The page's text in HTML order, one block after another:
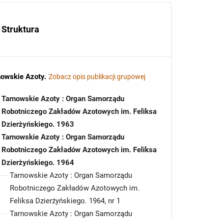
Struktura
Azoty. Zobacz opis publikacji grupowej
Tarnowskie Azoty : Organ Samorządu
Robotniczego Zakładów Azotowych im. Feliksa
Dzierżyńskiego. 1963
Tarnowskie Azoty : Organ Samorządu
Robotniczego Zakładów Azotowych im. Feliksa
Dzierżyńskiego. 1964
Tarnowskie Azoty : Organ Samorządu
Robotniczego Zakładów Azotowych im.
Feliksa Dzierżyńskiego. 1964, nr 1
Tarnowskie Azoty : Organ Samorządu